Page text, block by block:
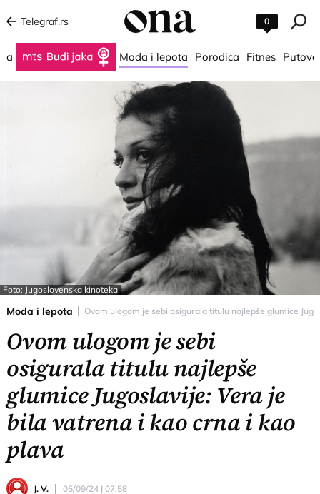
Telegraf.rs 0
Budi jaka Moda i lepota Porodica Fitnes
Foto: Jugoslovenska kinoteka
Moda i lepota Ovom ulogom je sebi osigurala titulu najlepše glumice
Ovom ulogom je sebi
osigurala titulu najlepše
glumice Jugoslavije: Vera je
bila vatrena i kao crna i kao
plava
J. V. 05/09/24 | 07:58